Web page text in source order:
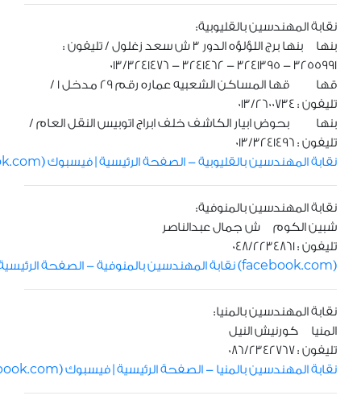
نقابة المهندسين بالقليوبية:
بنها بنها برج اللؤلؤه الدور 3 ش سعد زغلول / تليفون :
3255991 - 3241395 - 3241462 - 013/3241476
قها قها المساكن الشعبيه عماره رقم 29 مدخل 1 /
تليفون : 013/2600734
بنها بحوض ابيار الكاشف خلف ابراج اتوبيس النقل العام /
تليفون : 013/3241496
نقابة المهندسين بالقليوبية - الصفحة الرئيسية | فيسبوك (facebook.com)
نقابة المهندسين بالمنوفية:
شبين الكوم ش جمال عبدالناصر
تليفون : 048/2234861
Menoufia Engineers Syndicate - نقابة المهندسين بالمنوفية - الصفحة الرئيسية | فيسبوك (facebook.com)
نقابة المهندسين بالمنيا:
المنيا كورنيش النيل
تليفون : 086/2342767
نقابة المهندسين بالمنيا - الصفحة الرئيسية | فيسبوك (facebook.com)